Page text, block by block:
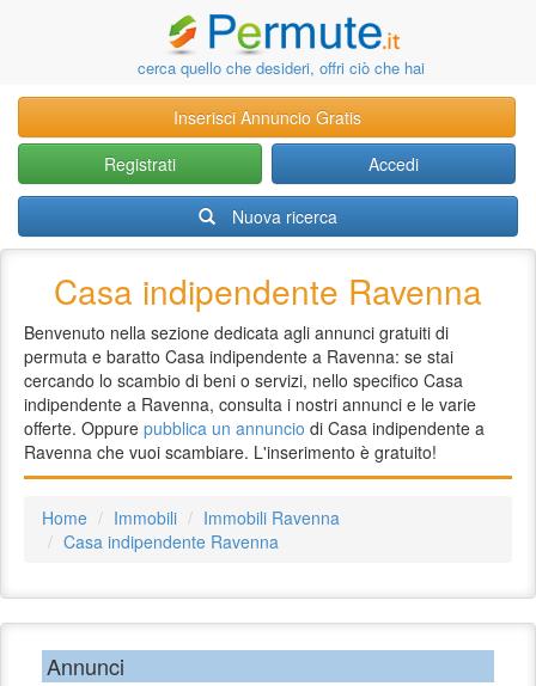
cerca quello che desideri, offri ciò che hai
Inserisci Annuncio Gratis
Registrati
Accedi
Nuova ricerca
Casa indipendente Ravenna
Benvenuto nella sezione dedicata agli annunci gratuiti di
permuta e baratto Casa indipendente a Ravenna: se stai
cercando lo scambio di beni o servizi, nello specifico Casa
indipendente a Ravenna, consulta i nostri annunci e le varie
offerte. Oppure pubblica un annuncio di Casa indipendente a
Ravenna che vuoi scambiare. L'inserimento è gratuito!
Home Immobili
Immobili Ravenna
Casa indipendente Ravenna
Annunci